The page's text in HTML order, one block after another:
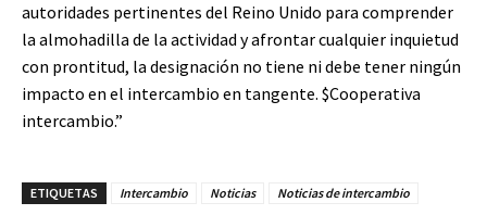
autoridades pertinentes del Reino Unido para comprender
la almohadilla de la actividad y afrontar cualquier inquietud
con prontitud, la designación no tiene ni debe tener ningún
impacto en el intercambio en tangente. $Cooperativa
intercambio.”
ETIQUETAS Intercambio Noticias Noticias de intercambio